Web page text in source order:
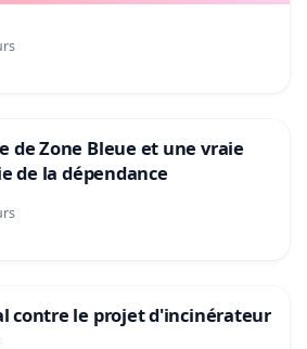
de Zone Bleue et une vraie
de la dépendance
contre le projet d'incinérateur